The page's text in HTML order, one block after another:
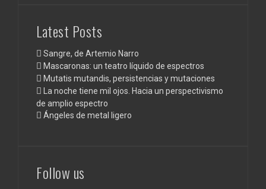
Latest Posts
Sangre, de Artemio Narro
Mascaronas: un teatro líquido de espectros
Mutatis mutandis, persistencias y mutaciones
La noche tiene mil ojos. Hacia un perspectivismo
de amplio espectro
Ángeles de metal ligero
Follow us